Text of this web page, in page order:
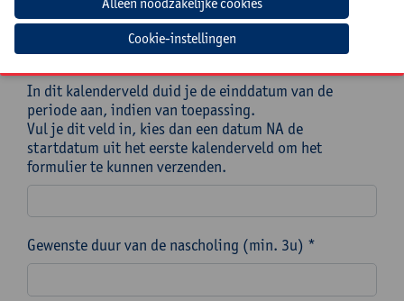
*
In dit kalenderveld duid je de einddatum van de
periode aan, indien van toepassing.
Vul je dit veld in, kies dan een datum NA de
startdatum uit het eerste kalenderveld om het
formulier te kunnen verzenden.
Gewenste duur van de nascholing (min. 3u) *
Cookie-instellingen